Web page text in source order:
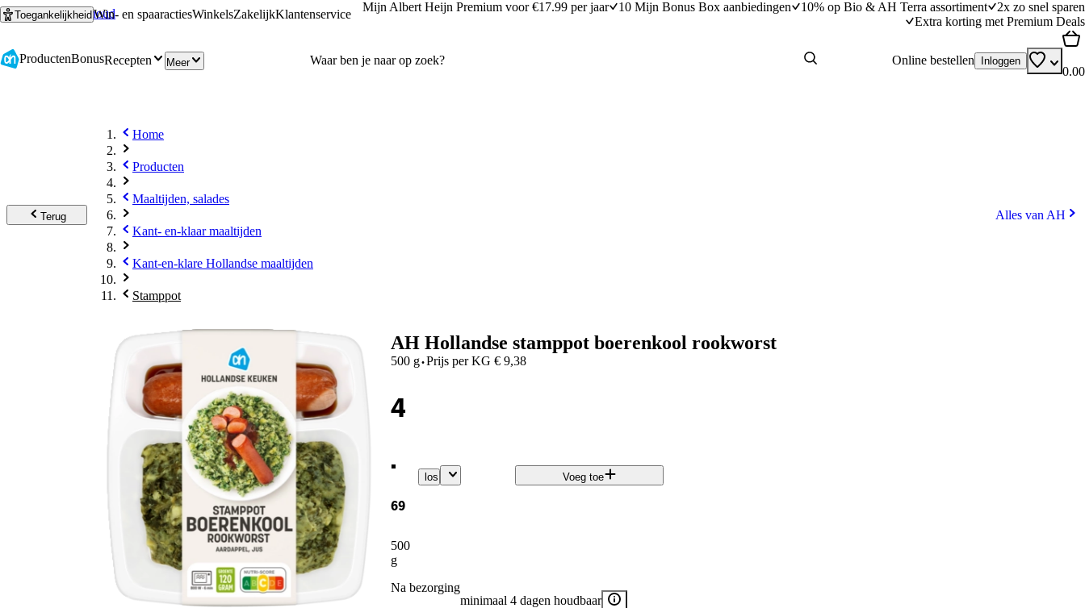
Ga naar hoofdinhoud
Ga naar zoeken
ToegankelijkheidWin- en spaaractiesWinkelsZakelijkKlantenservice
Mijn Albert Heijn Premium voor €17.99 per jaar 10 Mijn Bonus Box aanbiedingen 10% op Bio & AH Terra assortiment
2x zo snel sparen
Extra korting met Premium Deals
ProductenBonusRecepten Meer Online bestellen Inloggen
0.00
Terug
Home
Producten
Maaltijden, salades
Kant- en-klaar maaltijden
Kant-en-klare Hollandse maaltijden
Stamppot
Alles van AH
AH Hollandse stamppot boerenkool rookworst
500 g·Prijs per KG € 9,38
4
.
69
500
g
los Voeg toe
Na bezorging
minimaal 4 dagen houdbaar